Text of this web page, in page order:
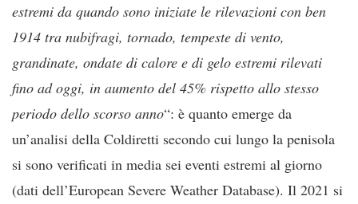
estremi da quando sono iniziate le rilevazioni con ben
1914 tra nubifragi, tornado, tempeste di vento,
grandinate, ondate di calore e di gelo estremi rilevati
fino ad oggi, in aumento del 45% rispetto allo stesso
periodo dello scorso anno“: è quanto emerge da
un’analisi della Coldiretti secondo cui lungo la penisola
si sono verificati in media sei eventi estremi al giorno
(dati dell’European Severe Weather Database). Il 2021 si